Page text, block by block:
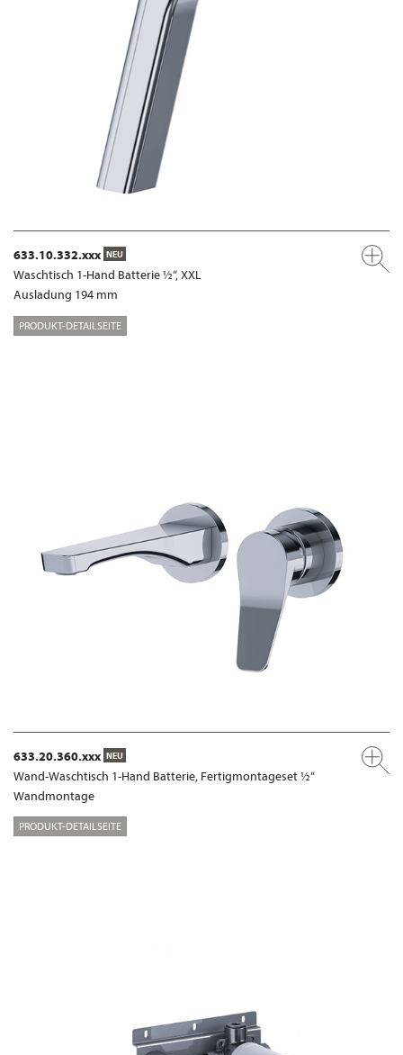
633.10.332.xxx NEU
Waschtisch 1-Hand Batterie ½“, XXL
Ausladung 194 mm
PRODUKT-DETAILSEITE
633.20.360.xxx NEU
Wand-Waschtisch 1-Hand Batterie, Fertigmontageset ½“
Wandmontage
PRODUKT-DETAILSEITE